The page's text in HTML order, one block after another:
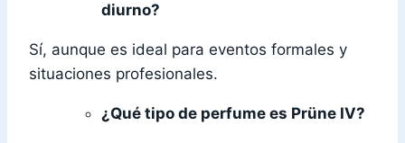
diurno?
Sí, aunque es ideal para eventos formales y
situaciones profesionales.
¿Qué tipo de perfume es Prüne IV?